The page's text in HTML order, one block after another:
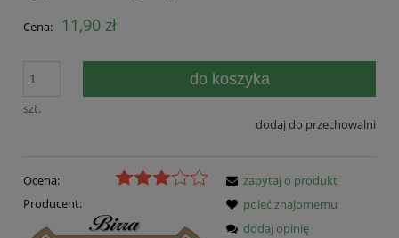
Cena: 11,90 zł
szt.
do koszyka
dodaj do przechowalni
Ocena:
Producent:
zapytaj o produkt
poleć znajomemu
dodaj opinię